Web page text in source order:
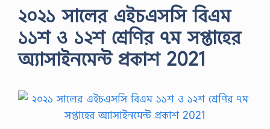
২০২১ সালের এইচএসসি বিএম
১১শ ও ১২শ শ্রেণির ৭ম সপ্তাহের
অ্যাসাইনমেন্ট প্রকাশ 2021